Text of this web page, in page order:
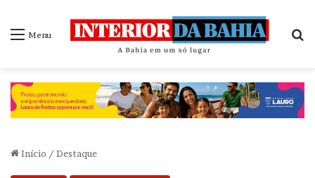
Menu
Início / Destaque